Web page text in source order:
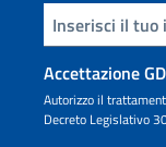
Inserisci la tua email
Accettazione
Autorizzo il
Decreto Legislativo